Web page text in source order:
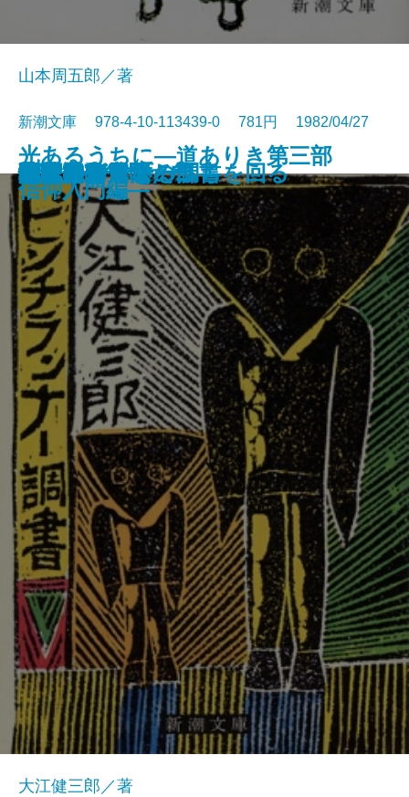
時雨のあと
雲霧仁左衛門 前
雲霧仁左衛門 後
イエスの生涯
米内光政
背中の勲章
夕暮まで
恍惚の人
殉教
花も刀も
山本周五郎／著
新潮文庫 978-4-10-113439-0 781円 1982/04/27
ピンチランナー調書
大江健三郎／著
日本のおんな
光あるうちに―道ありき第三部
信仰入門編―
小説家の休暇
津軽通信
やぶからし
闇は知っている
大本営が震えた日
地球はグラスのふちを回る
竹光始末